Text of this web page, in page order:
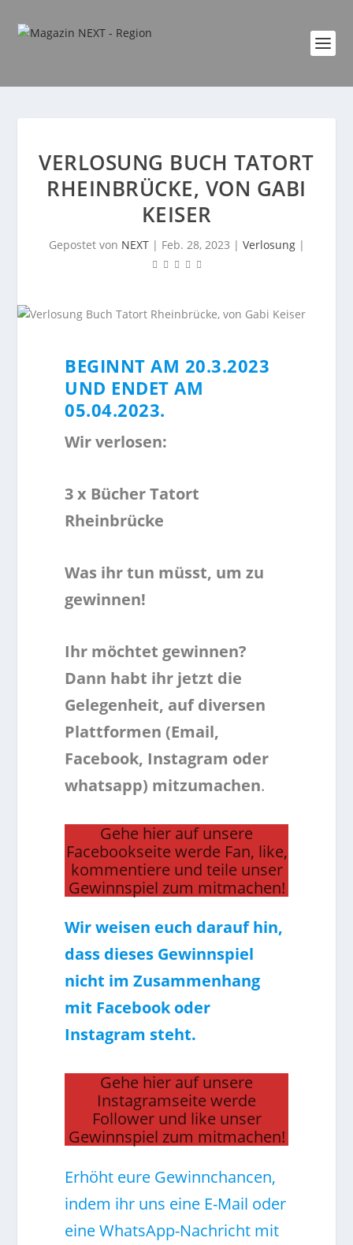
VERLOSUNG BUCH TATORT
RHEINBRÜCKE, VON GABI
KEISER
Gepostet von NEXT| Feb. 28, 2023 | Verlosung|
BEGINNT AM 20.3.2023
UND ENDET AM
05.04.2023.
Wir verlosen:
3 x Bücher Tatort
Rheinbrücke
Was ihr tun müsst, um zu
gewinnen!
Ihr möchtet gewinnen?
Dann habt ihr jetzt die
Gelegenheit, auf diversen
Plattformen (Email,
Facebook, Instagram oder
whatsapp) mitzumachen.
Gehe hier auf unsere
Facebookseite werde Fan, like,
kommentiere und teile unser
Gewinnspiel zum mitmachen!
Wir weisen euch darauf hin,
dass dieses Gewinnspiel
nicht im Zusammenhang
mit Facebook oder
Instagram steht.
Gehe hier auf unsere
Instagramseite werde
Follower und like unser
Gewinnspiel zum mitmachen!
Erhöht eure Gewinnchancen,
indem ihr uns eine E-Mail oder
eine WhatsApp-Nachricht mit